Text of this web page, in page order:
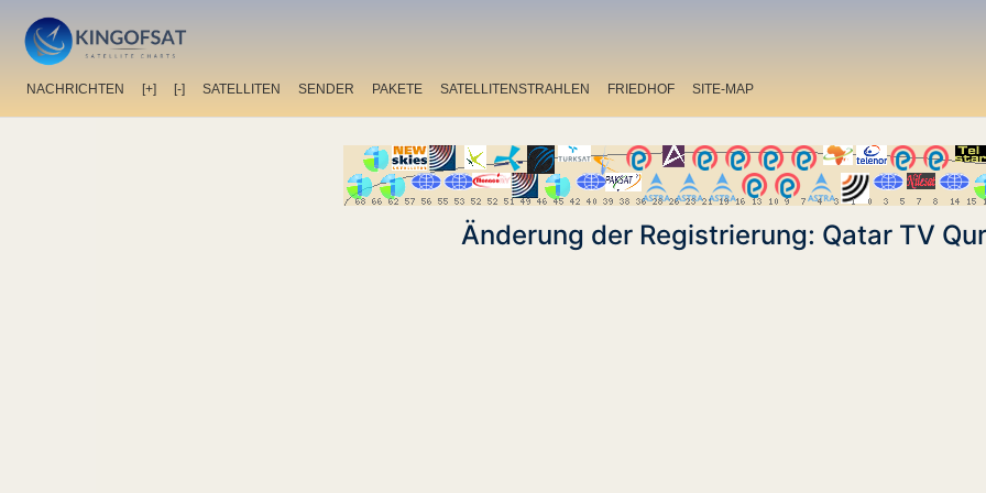
NACHRICHTEN [+] [-] SATELLITEN SENDER PAKETE SATELLITENSTRAHLEN FRIEDHOF SITE-MAP
Änderung der Registrierung: Qatar TV